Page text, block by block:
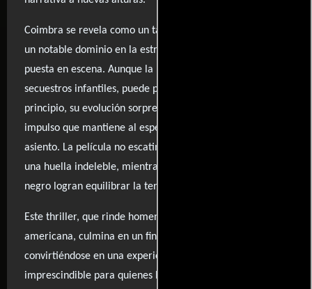
Coimbra se revela como un talento a seguir, mostrando
un notable dominio en la estructura narrativa y en la
puesta en escena. Aunque la historia, centrada en
secuestros infantiles, puede parecer ambiciosa y torpe al
principio, su evolución sorprende con un considerable
impulso que mantiene al espectador al borde de su
asiento. La película no escatima en incomodidad, dejando
una huella indeleble, mientras que momentos de humor
negro logran equilibrar la tensión dramática.
Este thriller, que rinde homenaje a la novela negra
americana, culmina en un final impactante,
convirtiéndose en una experiencia cinematográfica
imprescindible para quienes buscan una reflexión sobre la